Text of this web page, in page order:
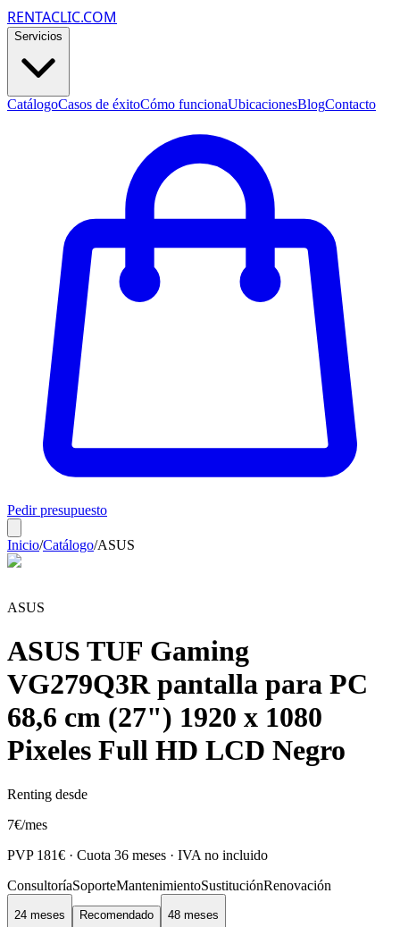
RENTACLIC.COM
Servicios
CatálogoCasos de éxitoCómo funcionaUbicacionesBlogContacto
Pedir presupuesto
Inicio/Catálogo/ASUS
ASUS
ASUS TUF Gaming
VG279Q3R pantalla para PC
68,6 cm (27") 1920 x 1080
Pixeles Full HD LCD Negro
Renting desde
7€/mes
PVP 181€ · Cuota 36 meses · IVA no incluido
ConsultoríaSoporteMantenimientoSustituciónRenovación
24 meses
Recomendado
48 meses